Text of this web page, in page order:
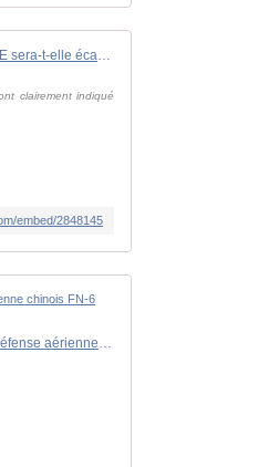
Vidéo. Plan américain pour la paix en Ukraine : l'UE sera-t-elle écartée ?
clairement indiqué
embed/2848145
Guerre en Ukraine : "Une interception inédite", l'Ukraine détruit un missile de croisière russe Kalibr avec un système de défense aérienne chinois FN-6 confisqué